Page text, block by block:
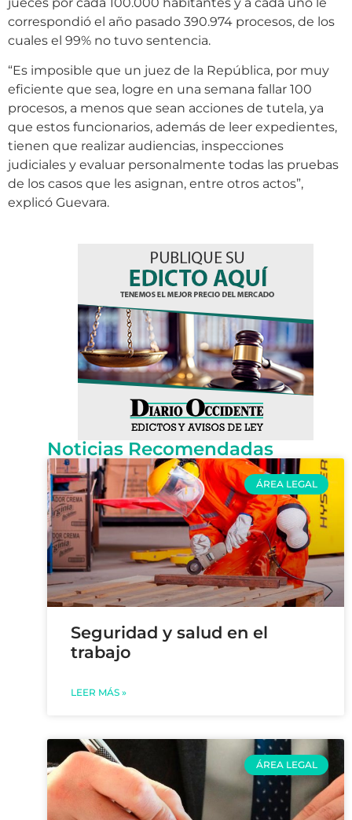
correspondió el año pasado 390.974 procesos, de los
cuales el 99% no tuvo sentencia.
“Es imposible que un juez de la República, por muy
eficiente que sea, logre en una semana fallar 100
procesos, a menos que sean acciones de tutela, ya
que estos funcionarios, además de leer expedientes,
tienen que realizar audiencias, inspecciones
judiciales y evaluar personalmente todas las pruebas
de los casos que les asignan, entre otros actos”,
explicó Guevara.
Noticias Recomendadas
ÁREA LEGAL
Seguridad y salud en el
trabajo
LEER MÁS »
ÁREA LEGAL